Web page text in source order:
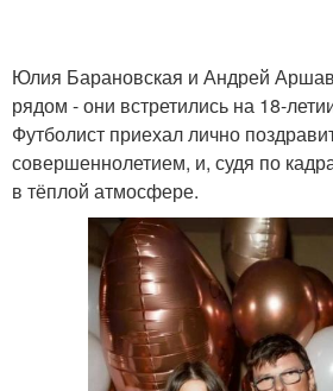
Юлия Барановская и Андрей
рядом - они встретились на 18-
Футболист приехал лично
совершеннолетием, и, судя по
в тёплой атмосфере.